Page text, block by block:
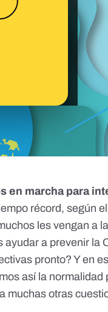
en marcha para
récord,según
les vengan a
ayudar a prevenir la
pronto? Y en
así la
muchas otras